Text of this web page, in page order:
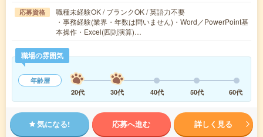
応募資格
職種未経験OK / ブランクOK / 英語力不要
・事務経験(業界・年数は問いません)・Word／PowerPoint基
本操作・Excel(四則演算)…
職場の雰囲気
年齢層
20代
30代 40代 50代 60代
気になる! 応募へ進む 詳しく見る